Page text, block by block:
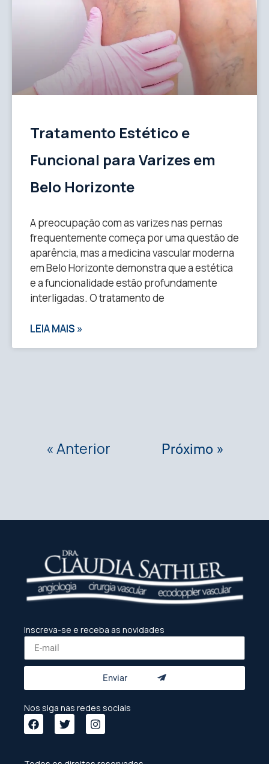
Tratamento Estético e
Funcional para Varizes em
Belo Horizonte
A preocupação com as varizes nas pernas
frequentemente começa por uma questão de
aparência, mas a medicina vascular moderna
em Belo Horizonte demonstra que a estética
e a funcionalidade estão profundamente
interligadas. O tratamento de
LEIA MAIS »
« Anterior Próximo »
Inscreva-se e receba as novidades
Enviar
Nos siga nas redes sociais